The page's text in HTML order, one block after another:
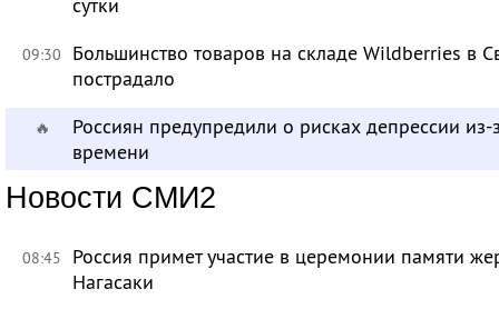
сутки
09:30
Большинство товаров на складе Wildberries в
пострадало
🔥
Россиян предупредили о рисках депрессии из-
времени
Новости СМИ2
08:45
Россия примет участие в церемонии памяти
Нагасаки